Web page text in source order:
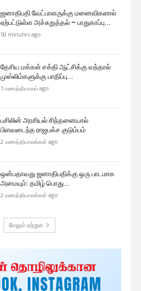
ஜனாதிபதி வேட்பாளருக்கு மனைவிகளால்
ஏற்பட்டுள்ள அச்சுறுத்தல் – பாதுகாப்பு...
50 minutes ago
தேசிய மக்கள் சக்தி ஆட்சிக்கு வந்தால்
முஸ்லிம்களுக்கு பாதிப்பு...
1 மணத்தியாலம் ago
பசிலின் அரசியல் சிந்தனையால்
பிளவடைந்த ராஜபக்ச குடும்பம்
2 மணத்தியாலங்கள் ago
ஒன்பதாவது ஜனாதிபதிக்கு ஒரு பாடமாக
அமையும்: தமிழ் பொது...
2 மணத்தியாலங்கள் ago
மேலும் ஏற்றுக